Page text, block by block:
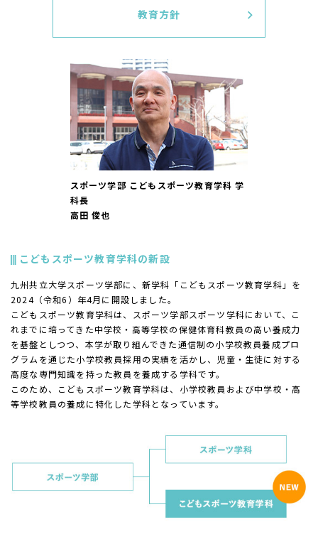
教育方針
スポーツ学部 こどもスポーツ教育学科 学
科長
高田 俊也
こどもスポーツ教育学科の新設
九州共立大学スポーツ学部に、新学科「こどもスポーツ教育学科」を
2024（令和6）年4月に開設しました。
こどもスポーツ教育学科は、スポーツ学部スポーツ学科において、こ
れまでに培ってきた中学校・高等学校の保健体育科教員の高い養成力
を基盤としつつ、本学が取り組んできた通信制の小学校教員養成プロ
グラムを通じた小学校教員採用の実績を活かし、児童・生徒に対する
高度な専門知識を持った教員を養成する学科です。
このため、こどもスポーツ教育学科は、小学校教員および中学校・高
等学校教員の養成に特化した学科となっています。